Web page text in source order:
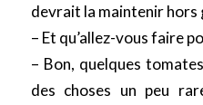
devrait la maintenir hors
– Et qu’allez-vous faire
– Bon, quelques
des choses un peu